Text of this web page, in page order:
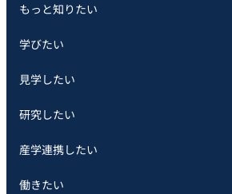
もっと知りたい
学びたい
見学したい
研究したい
産学連携したい
働きたい